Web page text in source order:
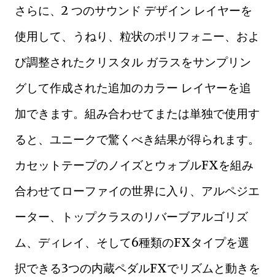
さらに、2 つのサウンド デザイン レイヤーを
使用して、うねり、粒状のポリフォニー、およ
び調整されたクリスタル ガラスをサンプリン
グして作成された追加のカラー レイヤーを追
加できます。組み合わせてまたは単独で使用す
ると、ユニークで驚くべき結果が得られます。
カセットテープのノイズとウォブルFXを組み
合わせてローファイの世界に入り、アルペジエ
ーター、トップクラスのリバーブアルゴリズ
ム、ディレイ、そして6種類のFXタイプを選
択できる3つの内蔵ペダルFXでリズムと動きを